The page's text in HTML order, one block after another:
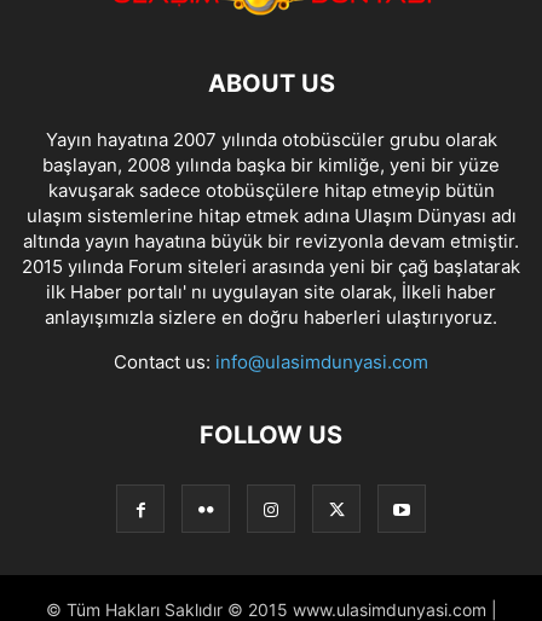
ABOUT US
Yayın hayatına 2007 yılında otobüscüler grubu olarak
başlayan, 2008 yılında başka bir kimliğe, yeni bir yüze
kavuşarak sadece otobüsçülere hitap etmeyip bütün
ulaşım sistemlerine hitap etmek adına Ulaşım Dünyası adı
altında yayın hayatına büyük bir revizyonla devam etmiştir.
2015 yılında Forum siteleri arasında yeni bir çağ başlatarak
ilk Haber portalı' nı uygulayan site olarak, İlkeli haber
anlayışımızla sizlere en doğru haberleri ulaştırıyoruz.
Contact us: info@ulasimdunyasi.com
FOLLOW US
© Tüm Hakları Saklıdır © 2015 www.ulasimdunyasi.com |